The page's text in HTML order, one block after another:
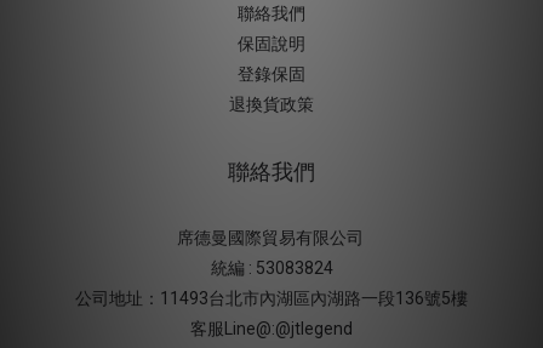
聯絡我們
保固說明
登錄保固
退換貨政策
聯絡我們
席德曼國際貿易有限公司
統編 : 53083824
公司地址：11493台北市內湖區內湖路一段136號5樓
客服Line@:@jtlegend